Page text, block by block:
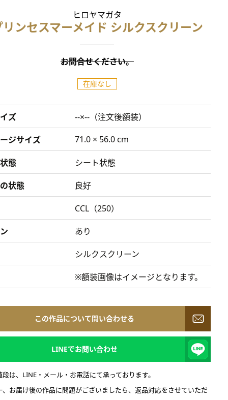
ヒロヤマガタ
ンセスマーメイド シルクスクリーン
お問合せください。
在庫なし
ズ --×--（注文後額装）
ジサイズ 71.0 × 56.0 cm
態 シート状態
状態 良好
CCL（250）
あり
シルクスクリーン
※額装画像はイメージとなります。
この作品について問い合わせる
LINEでお問い合わせ
は、LINE・メール・お電話にて承っております。
お届け後の作品に問題がございましたら、返品対応をさせていただ